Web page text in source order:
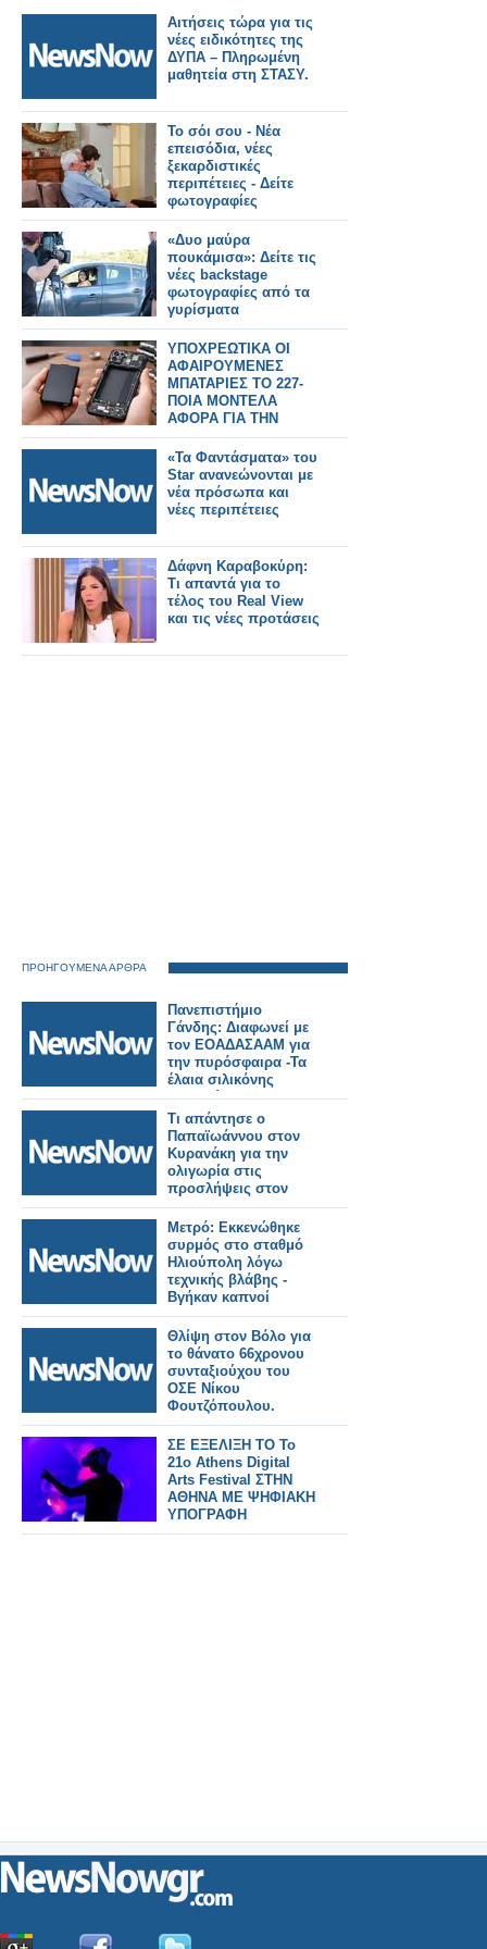
Αιτήσεις τώρα για τις
νέες ειδικότητες της
ΔΥΠΑ – Πληρωμένη
μαθητεία στη ΣΤΑΣΥ.
Το σόι σου - Νέα
επεισόδια, νέες
ξεκαρδιστικές
περιπέτειες - Δείτε
φωτογραφίες
«Δυο μαύρα
πουκάμισα»: Δείτε τις
νέες backstage
φωτογραφίες από τα
γυρίσματα
ΥΠΟΧΡΕΩΤΙΚΑ ΟΙ
ΑΦΑΙΡΟΥΜΕΝΕΣ
ΜΠΑΤΑΡΙΕΣ ΤΟ 227-
ΠΟΙΑ ΜΟΝΤΕΛΑ
ΑΦΟΡΑ ΓΙΑ ΤΗΝ
ΕΛΛΑΔΑ
«Τα Φαντάσματα» του
Star ανανεώνονται με
νέα πρόσωπα και
νέες περιπέτειες
Δάφνη Καραβοκύρη:
Τι απαντά για το
τέλος του Real View
και τις νέες προτάσεις
ΠΡΟΗΓΟΥΜΕΝΑ ΑΡΘΡΑ
Πανεπιστήμιο
Γάνδης: Διαφωνεί με
τον ΕΟΑΔΑΣΑΑΜ για
την πυρόσφαιρα -Τα
έλαια σιλικόνης
μπορούν να
αναφλεγούν
Τι απάντησε ο
Παπαϊωάννου στον
Κυρανάκη για την
ολιγωρία στις
προσλήψεις στον
ΟΣΕ
Μετρό: Εκκενώθηκε
συρμός στο σταθμό
Ηλιούπολη λόγω
τεχνικής βλάβης -
Βγήκαν καπνοί
Θλίψη στον Βόλο για
το θάνατο 66χρονου
συνταξιούχου του
ΟΣΕ Νίκου
Φουτζόπουλου.
ΣΕ ΕΞΕΛΙΞΗ ΤΟ Το
21ο Athens Digital
Arts Festival ΣΤΗΝ
ΑΘΗΝΑ ΜΕ ΨΗΦΙΑΚΗ
ΥΠΟΓΡΑΦΗ